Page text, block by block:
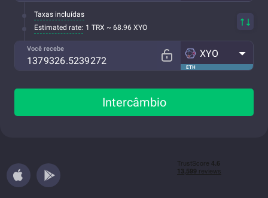
Taxas incluídas
Estimated rate: 1 TRX ~ 68.96 XYO
Você recebe
ETH
XYO
Intercâmbio